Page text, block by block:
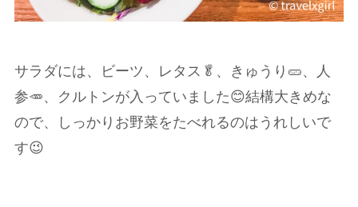
サラダには、ビーツ、レタス🥬、きゅうり🥒、人
参🥕、クルトンが入っていました😊結構大きめな
ので、しっかりお野菜をたべれるのはうれしいで
す😉